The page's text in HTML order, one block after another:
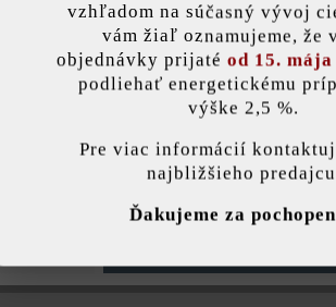
Opis
najprv štiepaním na bokoch a v ďalšom
pútavými prvkami. Na nášľapnej
betónového lôžka, vďaka čomu je realizácia
používa súbory cookie, aby vám ponúkla
vzhľadom na súčasný vývoj
vám žiaľ oznamujeme, že
objednávky prijaté od 15. mája
podliehať energetickému
výške 2,5 %.
Pre viac informácií
najbližšieho
Ďakujeme za